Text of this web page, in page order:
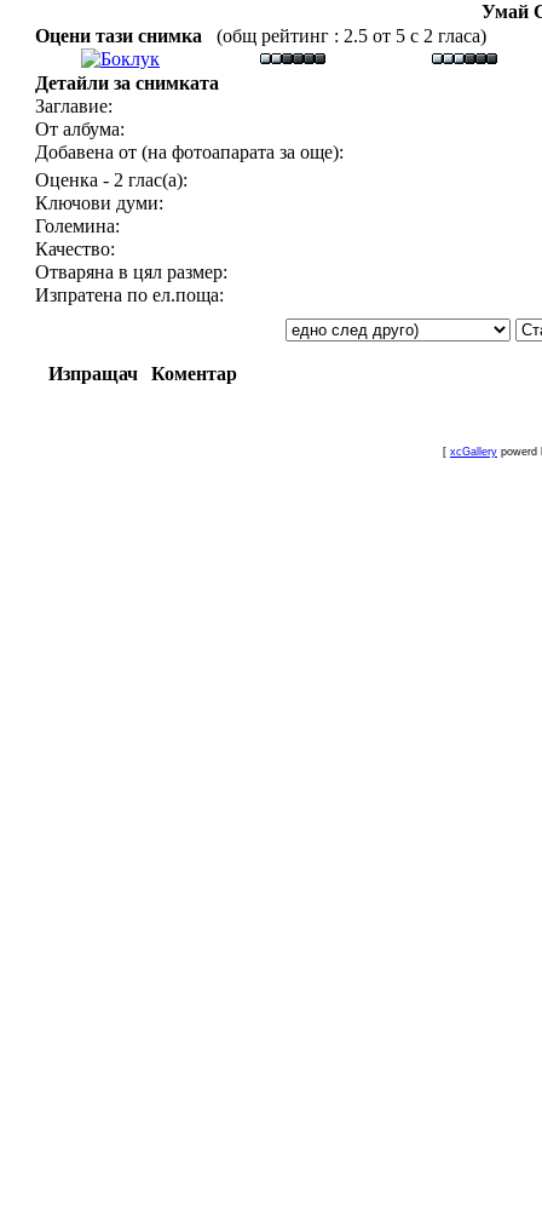
Умай
Оцени тази снимка
(общ рейтинг : 2.5 от 5 с 2 гласа)
Детайли за снимката
Заглавие:
От албума:
Добавена от (на фотоапарата за още):
Оценка - 2 глас(а):
Ключови думи:
Големина:
Качество:
Отваряна в цял размер:
Изпратена по ел.поща:
Изпращач Коментар
[ xcGallery